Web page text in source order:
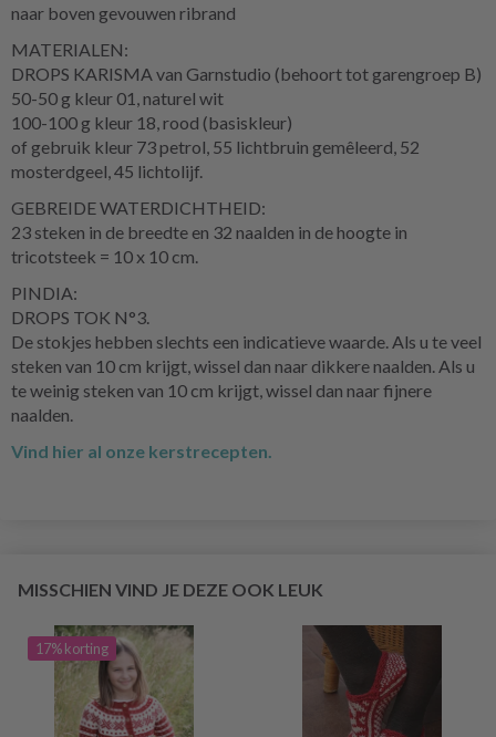
naar boven gevouwen ribrand
MATERIALEN:
DROPS KARISMA van Garnstudio (behoort tot garengroep B)
50-50 g kleur 01, naturel wit
100-100 g kleur 18, rood (basiskleur)
of gebruik kleur 73 petrol, 55 lichtbruin gemêleerd, 52
mosterdgeel, 45 lichtolijf.
GEBREIDE WATERDICHTHEID:
23 steken in de breedte en 32 naalden in de hoogte in
tricotsteek = 10 x 10 cm.
PINDIA:
DROPS TOK N°3.
De stokjes hebben slechts een indicatieve waarde. Als u te veel
steken van 10 cm krijgt, wissel dan naar dikkere naalden. Als u
te weinig steken van 10 cm krijgt, wissel dan naar fijnere
naalden.
Vind hier al onze kerstrecepten.
MISSCHIEN VIND JE DEZE OOK LEUK
17% korting